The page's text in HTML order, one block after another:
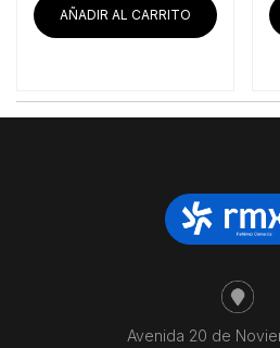
era:
$20,117.24.
AÑADIR AL CARRITO
Avenida 20 de